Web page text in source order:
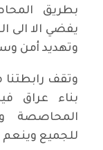
بطريق
يفضي الا الى
وتهديد أمن
وتقف
بناء عراق
المحاصصة
للجميع وينعم